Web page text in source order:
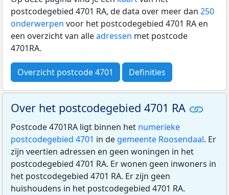
postcodegebied 4701 RA, de data over meer dan 250
onderwerpen voor het postcodegebied 4701 RA en
een overzicht van alleadressen met postcode
4701RA.
Overzicht postcode 4701 Definities
Over het postcodegebied 4701 RA
Postcode 4701RA ligt binnen het numerieke
postcodegebied 4701 in de gemeente Roosendaal. Er
zijn veertien adressen en geen woningen in het
postcodegebied 4701 RA. Er wonen geen inwoners in
het postcodegebied 4701 RA. Er zijn geen
huishoudens in het postcodegebied 4701 RA.